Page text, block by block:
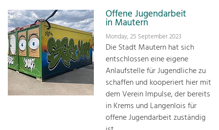
Offene Jugendarbeit
in Mautern
Monday, 25 September 2023
Die Stadt Mautern hat sich
entschlossen eine eigene
Anlaufstelle für Jugendliche zu
schaffen und kooperiert hier mit
dem Verein Impulse, der bereits
in Krems und Langenlois für
offene Jugendarbeit zuständig